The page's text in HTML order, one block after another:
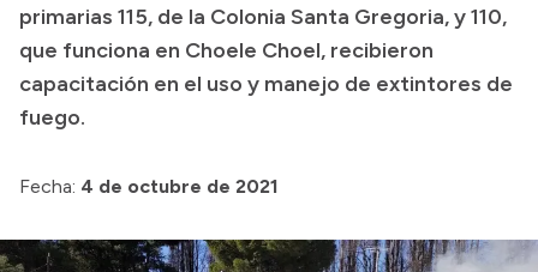
Compras y licitaciones
Consulta de expedientes
Consulta de pago a proveedores
Intranet
primarias 115, de la Colonia Santa Gregoria, y 110,
que funciona en Choele Choel, recibieron
capacitación en el uso y manejo de extintores de
fuego.
Fecha: 4 de octubre de 2021